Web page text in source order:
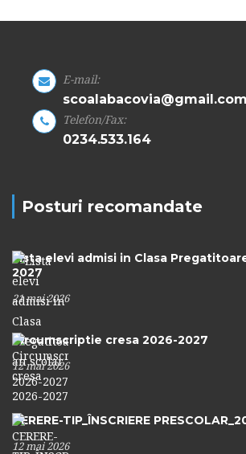
E-mail:
scoalabacovia@gmail.com
Telefon/Fax:
0234.533.164
Posturi recomandate
Lista elevi admisi in Clasa
2027
21 mai 2026
Circumscriptie cresa 2026-2027
12 mai 2026
CERERE-TIP_ÎNSCRIERE
12 mai 2026